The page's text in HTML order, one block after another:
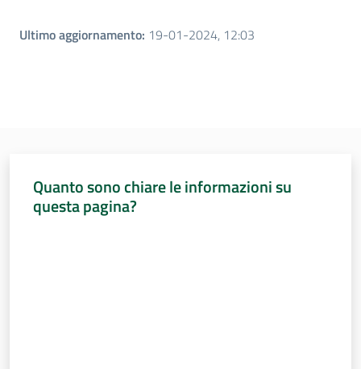
Ultimo aggiornamento: 19-01-2024, 12:03
Quanto sono chiare le informazioni su
questa pagina?